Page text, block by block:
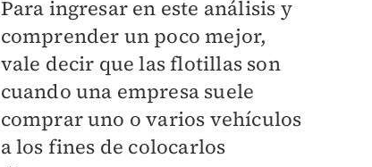
Para ingresar en este análisis y
comprender un poco mejor,
vale decir que las flotillas son
cuando una empresa suele
comprar uno o varios vehículos
a los fines de colocarlos